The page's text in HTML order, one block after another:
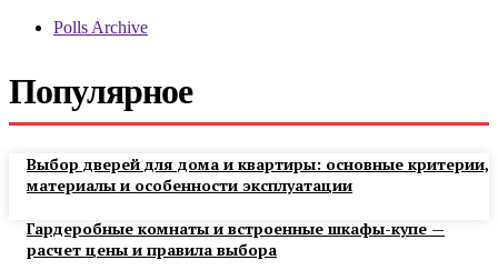
Polls Archive
Популярное
Выбор дверей для дома и квартиры: основные критерии,
материалы и особенности эксплуатации
Гардеробные комнаты и встроенные шкафы-купе —
расчет цены и правила выбора